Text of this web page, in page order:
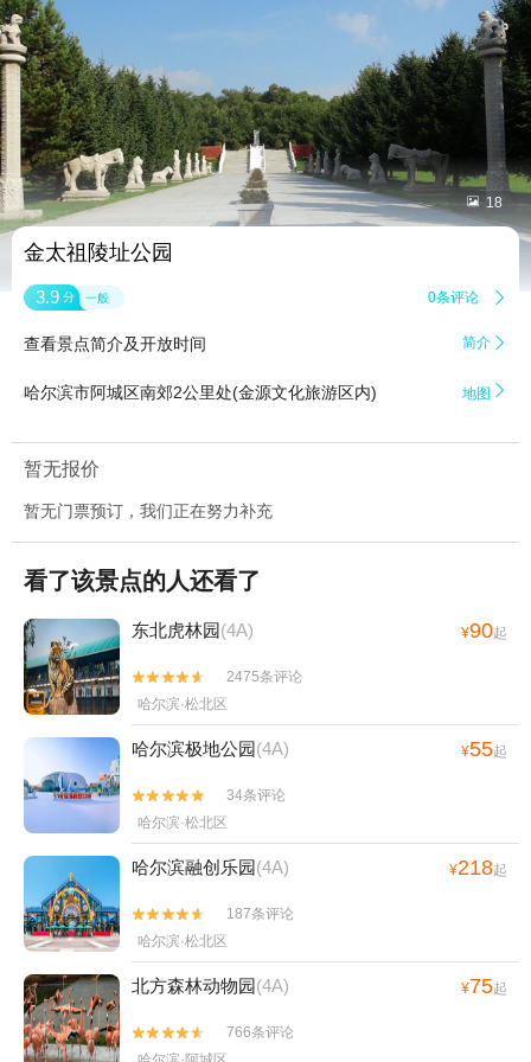
 18
金太祖陵址公园
3.9 分 一般 0条评论 
查看景点简介及开放时间 简介 
哈尔滨市阿城区南郊2公里处(金源文化旅游区内) 地图 
暂无报价
暂无门票预订，我们正在努力补充
看了该景点的人还看了
东北虎林园(4A) ¥90起


2475条评论
哈尔滨·松北区
哈尔滨极地公园(4A) ¥55起


34条评论
哈尔滨·松北区
哈尔滨融创乐园(4A) ¥218起


187条评论
哈尔滨·松北区
北方森林动物园(4A) ¥75起


766条评论
